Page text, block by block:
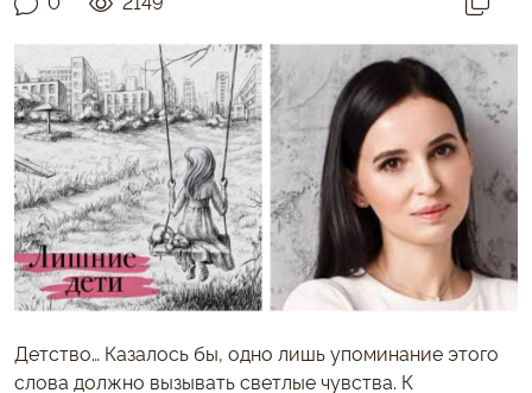
Детство… Казалось бы, одно лишь упоминание этого
слова должно вызывать светлые чувства. К